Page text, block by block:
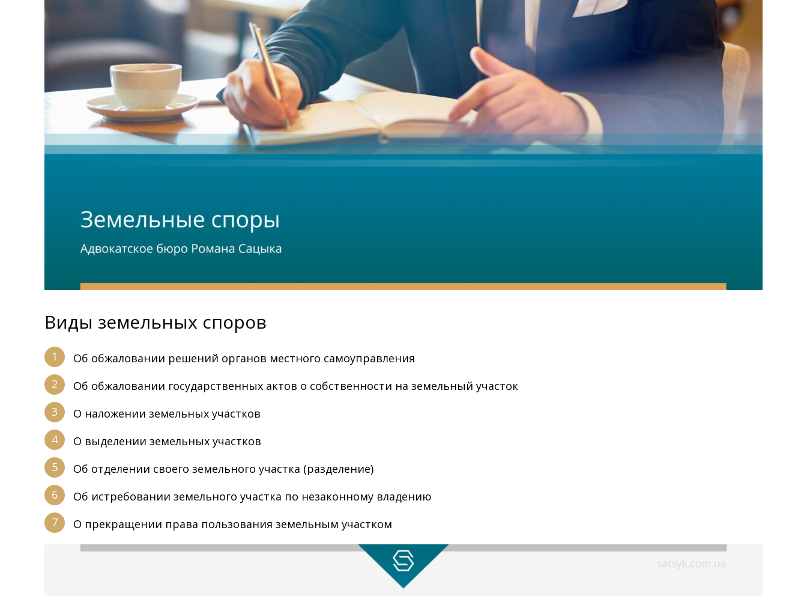
Виды земельных споров
Об обжаловании решений органов местного самоуправления
Об обжаловании государственных актов о собственности на земельный участок
О наложении земельных участков
О выделении земельных участков
Об отделении своего земельного участка (разделение)
Об истребовании земельного участка по незаконному владению
О прекращении права пользования земельным участком